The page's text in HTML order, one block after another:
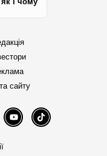
сайту
YouTube TikTok